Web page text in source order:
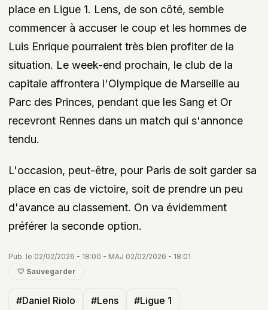
place en Ligue 1. Lens, de son côté, semble
commencer à accuser le coup et les hommes de
Luis Enrique pourraient très bien profiter de la
situation. Le week-end prochain, le club de la
capitale affrontera l'Olympique de Marseille au
Parc des Princes, pendant que les Sang et Or
recevront Rennes dans un match qui s'annonce
tendu.
L'occasion, peut-être, pour Paris de soit garder sa
place en cas de victoire, soit de prendre un peu
d'avance au classement. On va évidemment
préférer la seconde option.
Pub. le 02/02/2026 - 18:00 - MAJ 02/02/2026 - 18:01
🤍 Sauvegarder
#Daniel Riolo #Lens #Ligue 1